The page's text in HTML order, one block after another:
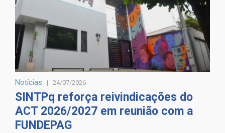
Notícias 24/07/2026
SINTPq reforça reivindicações do
ACT 2026/2027 em reunião com a
FUNDEPAG